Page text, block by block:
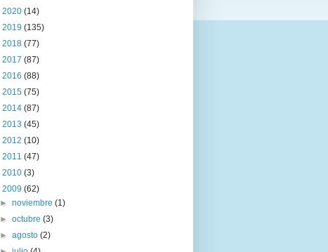
2020 (14)
2019 (135)
2018 (77)
2017 (87)
2016 (88)
2015 (75)
2014 (87)
2013 (45)
2012 (10)
2011 (47)
2010 (3)
2009 (62)
►noviembre(1)
►octubre(3)
►agosto(2)